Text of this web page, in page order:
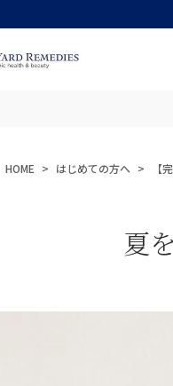
HOME はじめての方へ 【
夏